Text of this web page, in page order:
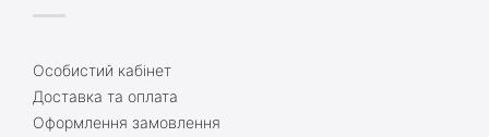
Особистий кабінет
Доставка та оплата
Оформлення замовлення